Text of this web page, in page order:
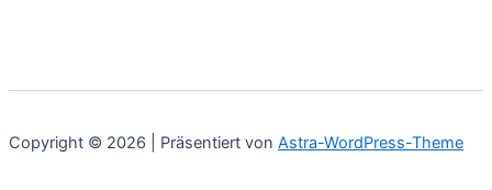
Copyright © 2026 | Präsentiert von Astra-WordPress-Theme